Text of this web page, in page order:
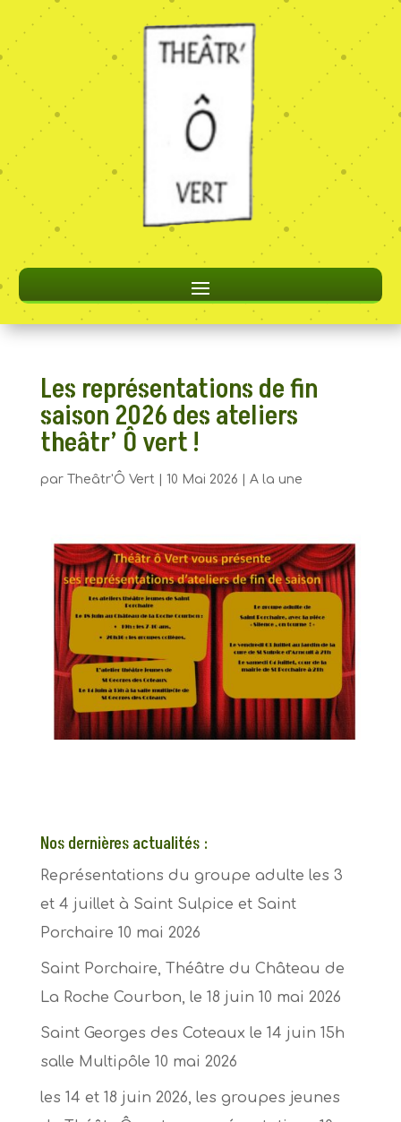
Les représentations de fin
saison 2026 des ateliers
theâtr’ Ô vert !
par Theâtr'Ô Vert| 10 Mai 2026 A la une
Nos dernières actualités :
Représentations du groupe adulte les 3
et 4 juillet à Saint Sulpice et Saint
Porchaire 10 mai 2026
Saint Porchaire, Théâtre du Château de
La Roche Courbon, le 18 juin 10 mai 2026
Saint Georges des Coteaux le 14 juin 15h
salle Multipôle 10 mai 2026
les 14 et 18 juin 2026, les groupes jeunes